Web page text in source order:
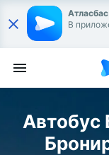
В